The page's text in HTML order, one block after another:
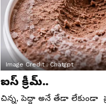
Image Credit :Chatgpt
ఐస్ క్రీమ్..
చిన్న, పెద్దా అనే తేడా లేకుండా